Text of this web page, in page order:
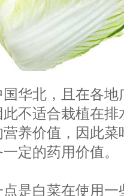
北，且在各地
不适合栽植在
养价值，因此菜
定的药用价值。
白菜在使用一